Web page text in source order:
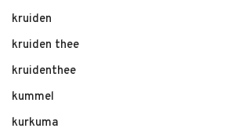
kruiden
kruiden thee
kruidenthee
kummel
kurkuma